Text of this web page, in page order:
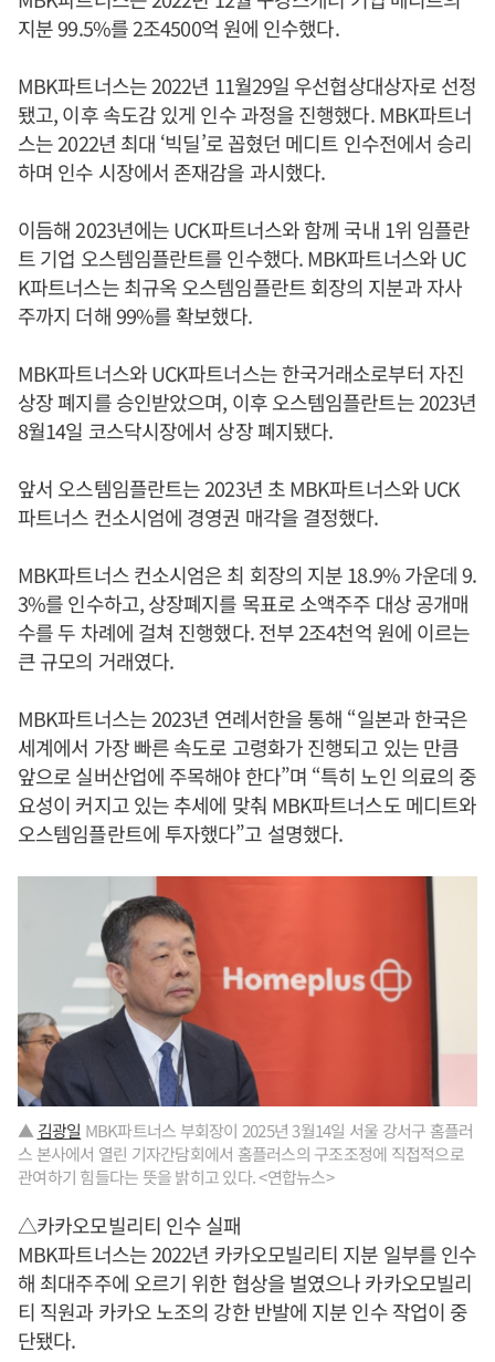
지분 99.5%를 2조4500억 원에 인수했다.
MBK파트너스는 2022년 11월29일 우선협상대상자로 선정
됐고, 이후 속도감 있게 인수 과정을 진행했다. MBK파트너
스는 2022년 최대 ‘빅딜’로 꼽혔던 메디트 인수전에서 승리
하며 인수 시장에서 존재감을 과시했다.
이듬해 2023년에는 UCK파트너스와 함께 국내 1위 임플란
트 기업 오스템임플란트를 인수했다. MBK파트너스와 UC
K파트너스는 최규옥 오스템임플란트 회장의 지분과 자사
주까지 더해 99%를 확보했다.
MBK파트너스와 UCK파트너스는 한국거래소로부터 자진
상장 폐지를 승인받았으며, 이후 오스템임플란트는 2023년
8월14일 코스닥시장에서 상장 폐지됐다.
앞서 오스템임플란트는 2023년 초 MBK파트너스와 UCK
파트너스 컨소시엄에 경영권 매각을 결정했다.
MBK파트너스 컨소시엄은 최 회장의 지분 18.9% 가운데 9.
3%를 인수하고, 상장폐지를 목표로 소액주주 대상 공개매
수를 두 차례에 걸쳐 진행했다. 전부 2조4천억 원에 이르는
큰 규모의 거래였다.
MBK파트너스는 2023년 연례서한을 통해 “일본과 한국은
세계에서 가장 빠른 속도로 고령화가 진행되고 있는 만큼
앞으로 실버산업에 주목해야 한다”며 “특히 노인 의료의 중
요성이 커지고 있는 추세에 맞춰 MBK파트너스도 메디트와
오스템임플란트에 투자했다”고 설명했다.
▲ 김광일 MBK파트너스 부회장이 2025년 3월14일 서울 강서구 홈플러
스 본사에서 열린 기자간담회에서 홈플러스의 구조조정에 직접적으로
관여하기 힘들다는 뜻을 밝히고 있다. <연합뉴스>
△카카오모빌리티 인수 실패
MBK파트너스는 2022년 카카오모빌리티 지분 일부를 인수
해 최대주주에 오르기 위한 협상을 벌였으나 카카오모빌리
티 직원과 카카오 노조의 강한 반발에 지분 인수 작업이 중
단됐다.